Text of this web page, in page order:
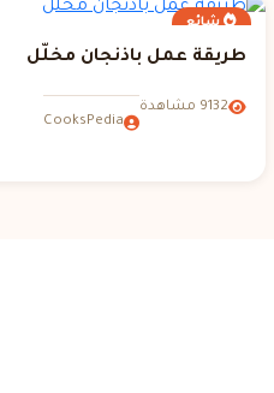
شائع
طريقة عمل باذنجان مخلّل
9132 مشاهدة
CooksPedia